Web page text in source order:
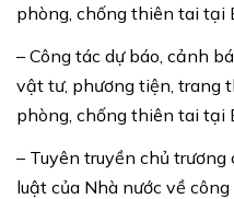
phòng, chống thiên tai tại
– Công tác dự báo, cảnh
vật tư, phương tiện, trang
phòng, chống thiên tai tại
– Tuyên truyền chủ
luật của Nhà nước về